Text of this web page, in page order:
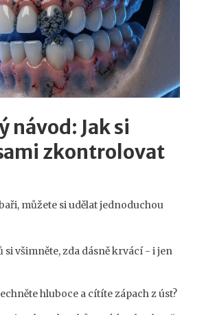
návod: Jak si
zkontrolovat
můžete si udělat jednoduchou
si všimněte, zda dásně krvácí - i jen
hluboce a cítíte zápach z úst?